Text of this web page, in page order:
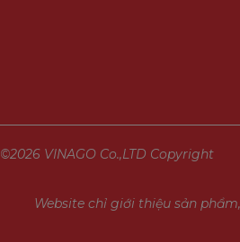
©2026 VINAGO Co.,LTD Copyright
Website chỉ giới thiệu sản